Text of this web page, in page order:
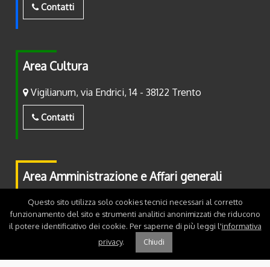
Contatti
Area Cultura
Vigilianum, via Endrici, 14 - 38122 Trento
Contatti
Area Amministrazione e Affari generali
Piazza Fiera, 2 - 38122 Trento
Contatti
Questo sito utilizza solo cookies tecnici necessari al corretto
funzionamento del sito e strumenti analitici anonimizzati che riducono
il potere identificativo dei cookie. Per saperne di più leggi l'informativa
privacy. Chiudi